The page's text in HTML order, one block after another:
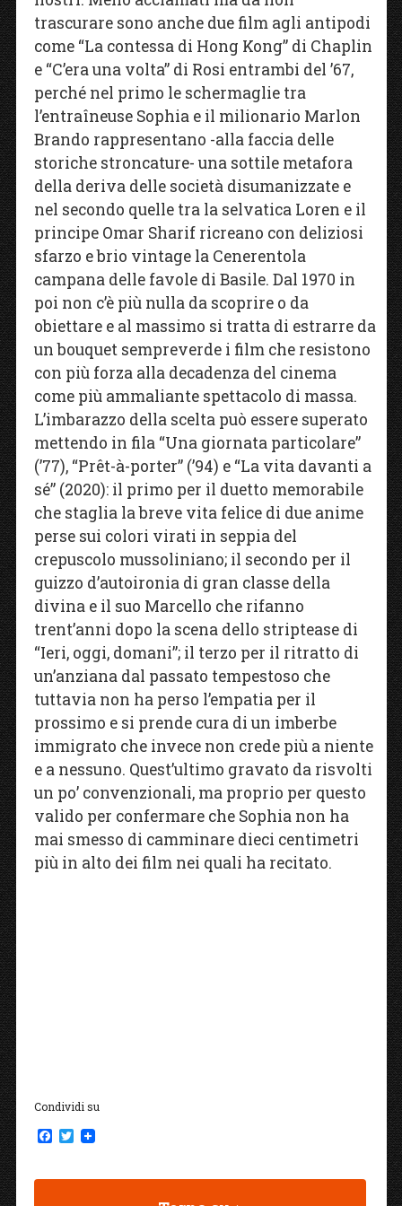
trascurare sono anche due film agli antipodi
come “La contessa di Hong Kong” di Chaplin
e “C’era una volta” di Rosi entrambi del ’67,
perché nel primo le schermaglie tra
l’entraîneuse Sophia e il milionario Marlon
Brando rappresentano -alla faccia delle
storiche stroncature- una sottile metafora
della deriva delle società disumanizzate e
nel secondo quelle tra la selvatica Loren e il
principe Omar Sharif ricreano con deliziosi
sfarzo e brio vintage la Cenerentola
campana delle favole di Basile. Dal 1970 in
poi non c’è più nulla da scoprire o da
obiettare e al massimo si tratta di estrarre da
un bouquet sempreverde i film che resistono
con più forza alla decadenza del cinema
come più ammaliante spettacolo di massa.
L’imbarazzo della scelta può essere superato
mettendo in fila “Una giornata particolare”
(’77), “Prêt-à-porter” (’94) e “La vita davanti a
sé” (2020): il primo per il duetto memorabile
che staglia la breve vita felice di due anime
perse sui colori virati in seppia del
crepuscolo mussoliniano; il secondo per il
guizzo d’autoironia di gran classe della
divina e il suo Marcello che rifanno
trent’anni dopo la scena dello striptease di
“Ieri, oggi, domani”; il terzo per il ritratto di
un’anziana dal passato tempestoso che
tuttavia non ha perso l’empatia per il
prossimo e si prende cura di un imberbe
immigrato che invece non crede più a niente
e a nessuno. Quest’ultimo gravato da risvolti
un po’ convenzionali, ma proprio per questo
valido per confermare che Sophia non ha
mai smesso di camminare dieci centimetri
più in alto dei film nei quali ha recitato.
Condividi su
F
e
T
t